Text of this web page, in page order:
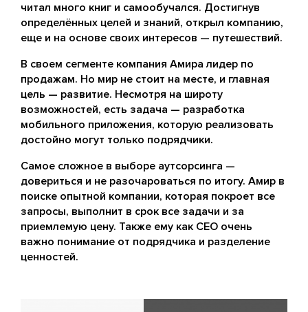
читал много книг и самообучался. Достигнув
определённых целей и знаний, открыл компанию,
еще и на основе своих интересов — путешествий.
В своем сегменте компания Амира лидер по
продажам. Но мир не стоит на месте, и главная
цель — развитие. Несмотря на широту
возможностей, есть задача — разработка
мобильного приложения, которую реализовать
достойно могут только подрядчики.
Самое сложное в выборе аутсорсинга —
довериться и не разочароваться по итогу. Амир в
поиске опытной компании, которая покроет все
запросы, выполнит в срок все задачи и за
приемлемую цену. Также ему как СЕО очень
важно понимание от подрядчика и разделение
ценностей.